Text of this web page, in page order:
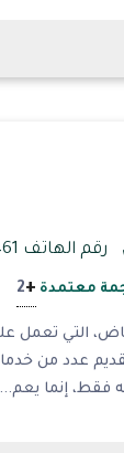
رقم الهاتف 0565357461
معتمدة +
2
التي تعمل
عدد من خدمات
فقط، إنما يعم...